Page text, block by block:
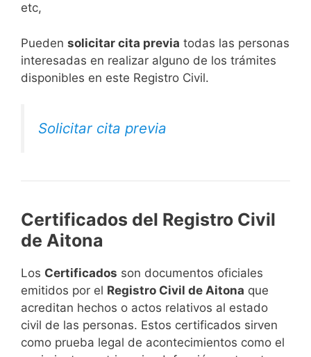
etc,
​Pueden solicitar cita previa todas las personas
interesadas en realizar alguno de los trámites
disponibles en este Registro Civil.​
Solicitar cita previa
Certificados del Registro Civil
de Aitona
Los Certificados son documentos oficiales
emitidos por el Registro Civil de Aitona que
acreditan hechos o actos relativos al estado
civil de las personas. Estos certificados sirven
como prueba legal de acontecimientos como el